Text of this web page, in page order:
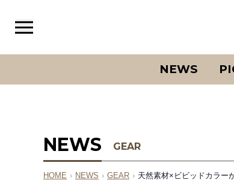
NEWS
NEWS GEAR
HOME › NEWS › GEAR › 天然素材×ビビッドカラー